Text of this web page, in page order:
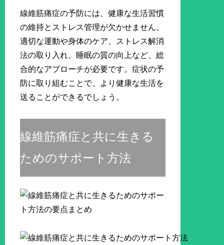
線維筋痛症の予防には、健康な生活習慣
の維持とストレス管理が欠かせません。
適切な運動や身体のケア、ストレス解消
法の取り入れ、睡眠の質の向上など、総
合的なアプローチが必要です。症状の予
防に取り組むことで、より健康な生活を
送ることができるでしょう。
線維筋痛症と共に生きる
ためのサポート方法